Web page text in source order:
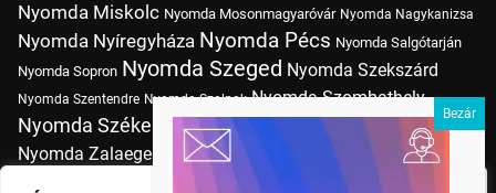
Nyomda Miskolc Nyomda Mosonmagyaróvár Nyomda Nagykanizsa
Nyomda Nyíregyháza Nyomda Pécs Nyomda Salgótarján
Nyomda Sopron Nyomda Szeged Nyomda Szekszárd
Nyomda Szentendre Nyomda Szolnok Nyomda Szombathely
Nyomda Székesfehérvár Nyomda Tatabánya Nyomda Vác
Nyomda Zalaegerszeg Nyomda Érd nyomtatás
Nyomtatás Budapesten